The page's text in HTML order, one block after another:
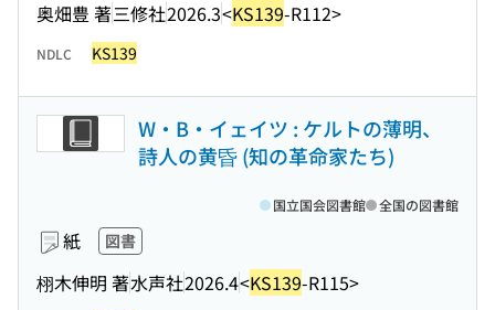
奥畑豊 著三修社2026.3<KS139-R112>
NDLC KS139
W・B・イェイツ : ケルトの薄明、
詩人の黄昏 (知の革命家たち)
紙 図書
栩木伸明 著水声社2026.4<KS139-R115>
国立国会図書館 全国の図書館